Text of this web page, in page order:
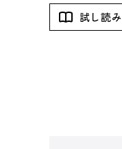
試し読み